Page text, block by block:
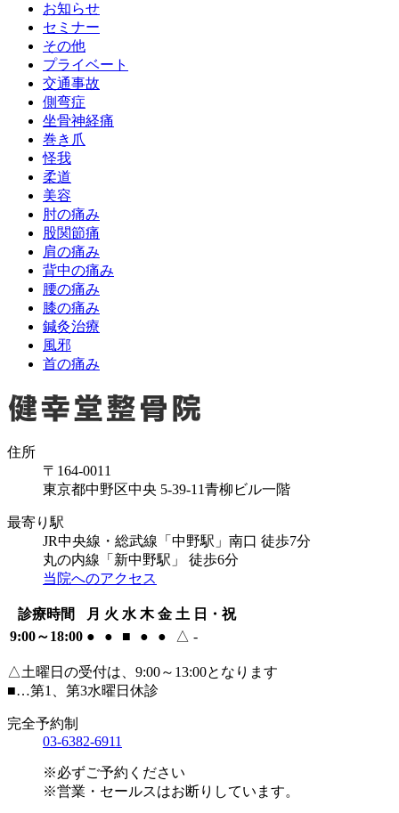
お知らせ
セミナー
その他
プライベート
交通事故
側弯症
坐骨神経痛
巻き爪
怪我
柔道
美容
肘の痛み
股関節痛
肩の痛み
背中の痛み
腰の痛み
膝の痛み
鍼灸治療
風邪
首の痛み
住所
〒164-0011
東京都中野区中央 5-39-11青柳ビル一階
最寄り駅
JR中央線・総武線「中野駅」南口 徒歩7分
丸の内線「新中野駅」 徒歩6分
当院へのアクセス
診療時間 月 火 水 木 金 土 日・祝
9:00～18:00 ● ● ■ ● ● △ -
△土曜日の受付は、9:00～13:00となります
■…第1、第3水曜日休診
完全予約制
03-6382-6911
※必ずご予約ください
※営業・セールスはお断りしています。